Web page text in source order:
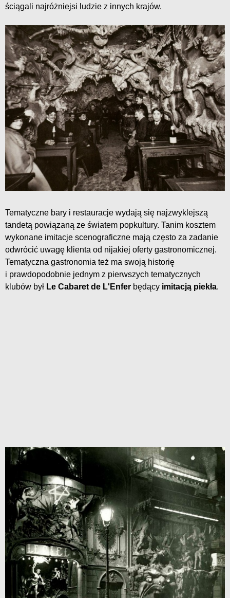
ściągali najróżniejsi ludzie z innych krajów.
Tematyczne bary i restauracje wydają się najzwyklejszą
tandetą powiązaną ze światem popkultury. Tanim kosztem
wykonane imitacje scenograficzne mają często za zadanie
odwrócić uwagę klienta od nijakiej oferty gastronomicznej.
Tematyczna gastronomia też ma swoją historię
i prawdopodobnie jednym z pierwszych tematycznych
klubów był Le Cabaret de L'Enfer będący imitacją piekła.